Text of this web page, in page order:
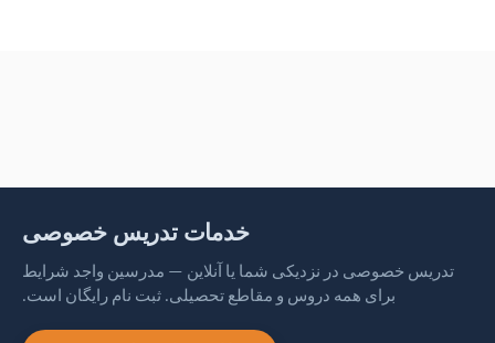
۳ تکنیک تنفس که می‌تواند موفقیت یادگیری شما را بهبود
تدریس خصوصی در رشته کامپیوتر
خدمات تدریس خصوصی
تدریس خصوصی در نزدیکی شما یا آنلاین — مدرسین واجد شرایط
برای همه دروس و مقاطع تحصیلی. ثبت نام رایگان است.